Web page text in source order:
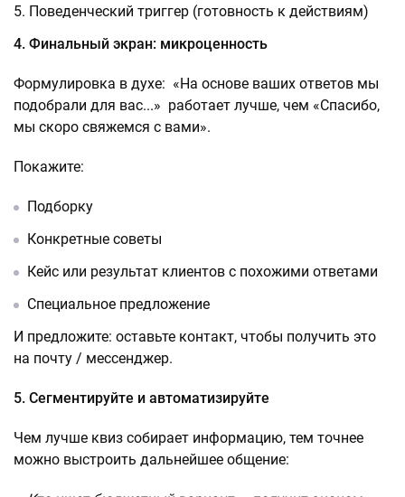
Поведенческий триггер (готовность к действиям)
4. Финальный экран: микроценность
Формулировка в духе: «На основе ваших ответов мы
подобрали для вас...» работает лучше, чем «Спасибо,
мы скоро свяжемся с вами».
Покажите:
Подборку
Конкретные советы
Кейс или результат клиентов с похожими ответами
Специальное предложение
И предложите: оставьте контакт, чтобы получить это
на почту / мессенджер.
5. Сегментируйте и автоматизируйте
Чем лучше квиз собирает информацию, тем точнее
можно выстроить дальнейшее общение: